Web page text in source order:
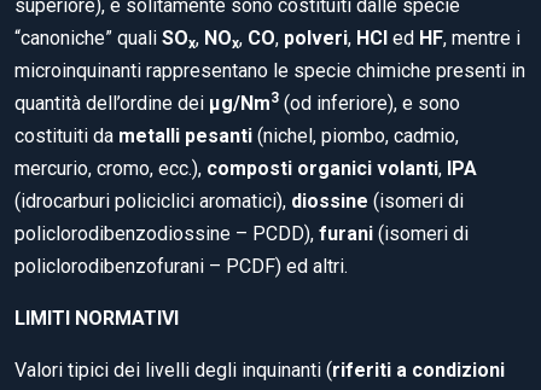
superiore), e solitamente sono costituiti dalle specie
“canoniche” quali SOx, NOx, CO, polveri, HCl ed HF, mentre i
microinquinanti rappresentano le specie chimiche presenti in
quantità dell’ordine dei µg/Nm3 (od inferiore), e sono
costituiti da metalli pesanti (nichel, piombo, cadmio,
mercurio, cromo, ecc.), composti organici volanti, IPA
(idrocarburi policiclici aromatici), diossine (isomeri di
policlorodibenzodiossine – PCDD), furani (isomeri di
policlorodibenzofurani – PCDF) ed altri.
LIMITI NORMATIVI
Valori tipici dei livelli degli inquinanti (riferiti a condizioni